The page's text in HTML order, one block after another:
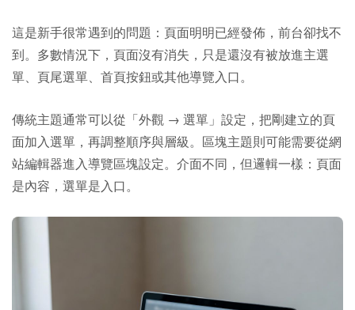
這是新手很常遇到的問題：頁面明明已經發佈，前台卻找不
到。多數情況下，頁面沒有消失，只是還沒有被放進主選
單、頁尾選單、首頁按鈕或其他導覽入口。
傳統主題通常可以從「外觀 → 選單」設定，把剛建立的頁
面加入選單，再調整順序與層級。區塊主題則可能需要從網
站編輯器進入導覽區塊設定。介面不同，但邏輯一樣：頁面
是內容，選單是入口。